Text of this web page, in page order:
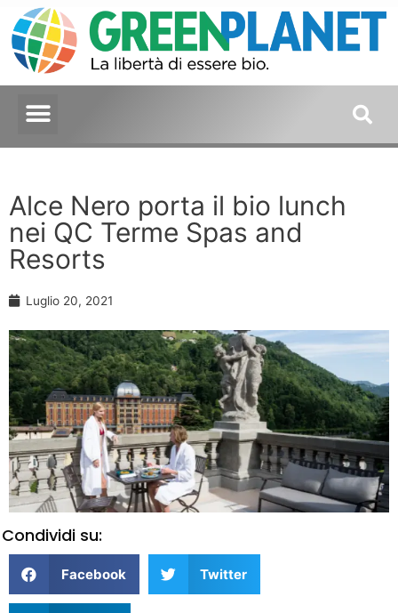
Alce Nero porta il bio lunch
nei QC Terme Spas and
Resorts
Luglio 20, 2021
Condividi su:
Facebook Twitter